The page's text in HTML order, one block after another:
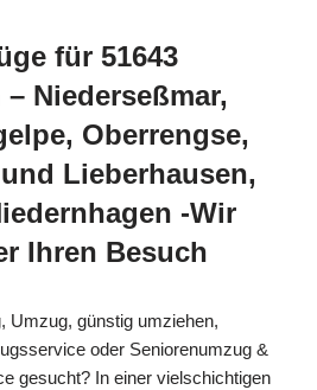
für 51643
Niederseßmar,
Oberrengse,
Lieberhausen,
-Wir
Ihren Besuch
Umzug, günstig umziehen,
oder Seniorenumzug &
gesucht? In einer vielschichtigen